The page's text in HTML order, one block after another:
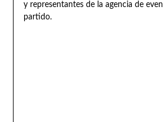
y representantes de la agencia de
partido.